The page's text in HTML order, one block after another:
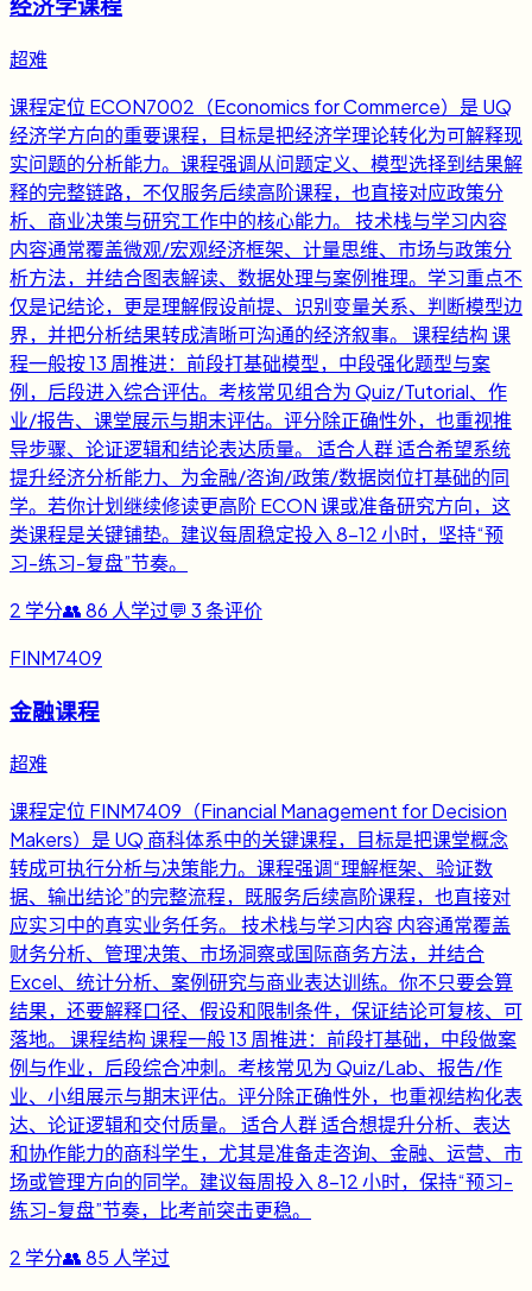
经济学课程
超难
课程定位 ECON7002（Economics for Commerce）是 UQ
经济学方向的重要课程，目标是把经济学理论转化为可解释现
实问题的分析能力。课程强调从问题定义、模型选择到结果解
释的完整链路，不仅服务后续高阶课程，也直接对应政策分
析、商业决策与研究工作中的核心能力。 技术栈与学习内容
内容通常覆盖微观/宏观经济框架、计量思维、市场与政策分
析方法，并结合图表解读、数据处理与案例推理。学习重点不
仅是记结论，更是理解假设前提、识别变量关系、判断模型边
界，并把分析结果转成清晰可沟通的经济叙事。 课程结构 课
程一般按 13 周推进：前段打基础模型，中段强化题型与案
例，后段进入综合评估。考核常见组合为 Quiz/Tutorial、作
业/报告、课堂展示与期末评估。评分除正确性外，也重视推
导步骤、论证逻辑和结论表达质量。 适合人群 适合希望系统
提升经济分析能力、为金融/咨询/政策/数据岗位打基础的同
学。若你计划继续修读更高阶 ECON 课或准备研究方向，这
类课程是关键铺垫。建议每周稳定投入 8-12 小时，坚持“预
习-练习-复盘”节奏。
2 学分👥86 人学过💬 3条评价
FINM7409
金融课程
超难
课程定位 FINM7409（Financial Management for Decision
Makers）是 UQ 商科体系中的关键课程，目标是把课堂概念
转成可执行分析与决策能力。课程强调“理解框架、验证数
据、输出结论”的完整流程，既服务后续高阶课程，也直接对
应实习中的真实业务任务。 技术栈与学习内容 内容通常覆盖
财务分析、管理决策、市场洞察或国际商务方法，并结合
Excel、统计分析、案例研究与商业表达训练。你不只要会算
结果，还要解释口径、假设和限制条件，保证结论可复核、可
落地。 课程结构 课程一般 13 周推进：前段打基础，中段做案
例与作业，后段综合冲刺。考核常见为 Quiz/Lab、报告/作
业、小组展示与期末评估。评分除正确性外，也重视结构化表
达、论证逻辑和交付质量。 适合人群 适合想提升分析、表达
和协作能力的商科学生，尤其是准备走咨询、金融、运营、市
场或管理方向的同学。建议每周投入 8-12 小时，保持“预习-
练习-复盘”节奏，比考前突击更稳。
2 学分👥85 人学过